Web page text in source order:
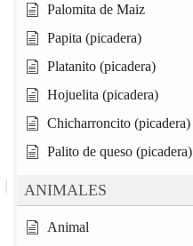
Palomita de Maiz
Papita (picadera)
Platanito (picadera)
Hojuelita (picadera)
Chicharroncito (picadera)
Palito de queso (picadera)
ANIMALES
Animal